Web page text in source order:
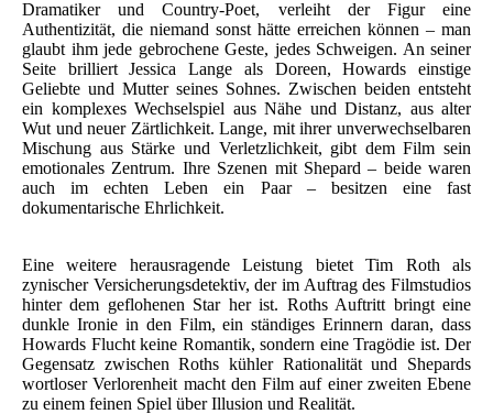
Dramatiker und Country-Poet, verleiht der Figur eine
Authentizität, die niemand sonst hätte erreichen können – man
glaubt ihm jede gebrochene Geste, jedes Schweigen. An seiner
Seite brilliert Jessica Lange als Doreen, Howards einstige
Geliebte und Mutter seines Sohnes. Zwischen beiden entsteht
ein komplexes Wechselspiel aus Nähe und Distanz, aus alter
Wut und neuer Zärtlichkeit. Lange, mit ihrer unverwechselbaren
Mischung aus Stärke und Verletzlichkeit, gibt dem Film sein
emotionales Zentrum. Ihre Szenen mit Shepard – beide waren
auch im echten Leben ein Paar – besitzen eine fast
dokumentarische Ehrlichkeit.
Eine weitere herausragende Leistung bietet Tim Roth als
zynischer Versicherungsdetektiv, der im Auftrag des Filmstudios
hinter dem geflohenen Star her ist. Roths Auftritt bringt eine
dunkle Ironie in den Film, ein ständiges Erinnern daran, dass
Howards Flucht keine Romantik, sondern eine Tragödie ist. Der
Gegensatz zwischen Roths kühler Rationalität und Shepards
wortloser Verlorenheit macht den Film auf einer zweiten Ebene
zu einem feinen Spiel über Illusion und Realität.